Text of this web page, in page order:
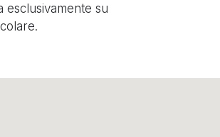
esclusivamente su